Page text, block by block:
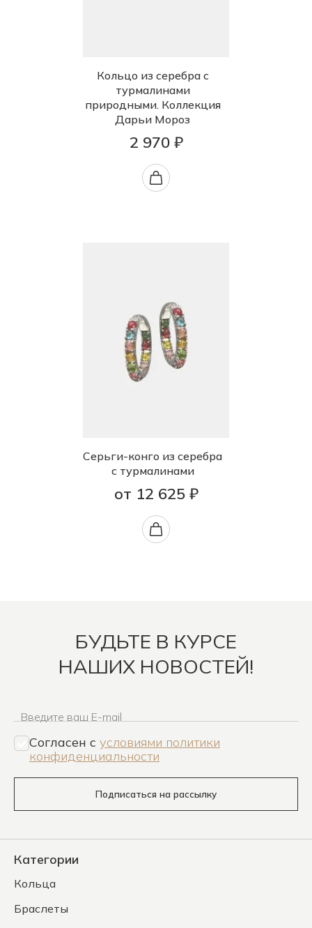
Кольцо из серебра с
турмалинами
природными. Коллекция
Дарьи Мороз
2 970 ₽
Серьги-конго из серебра
с турмалинами
от 12 625 ₽
БУДЬТЕ В КУРСЕ
НАШИХ НОВОСТЕЙ!
Введите ваш E-mail
Согласен c условиями политики
конфиденциальности
Подписаться на рассылку
Категории
Кольца
Браслеты